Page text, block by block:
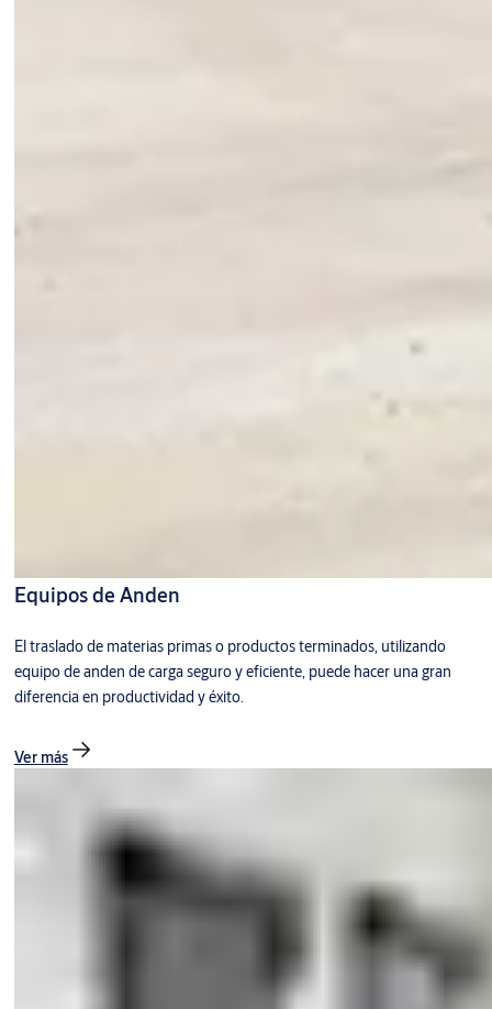
Equipos de Anden
El traslado de materias primas o productos terminados, utilizando
equipo de anden de carga seguro y eficiente, puede hacer una gran
diferencia en productividad y éxito.
Ver más